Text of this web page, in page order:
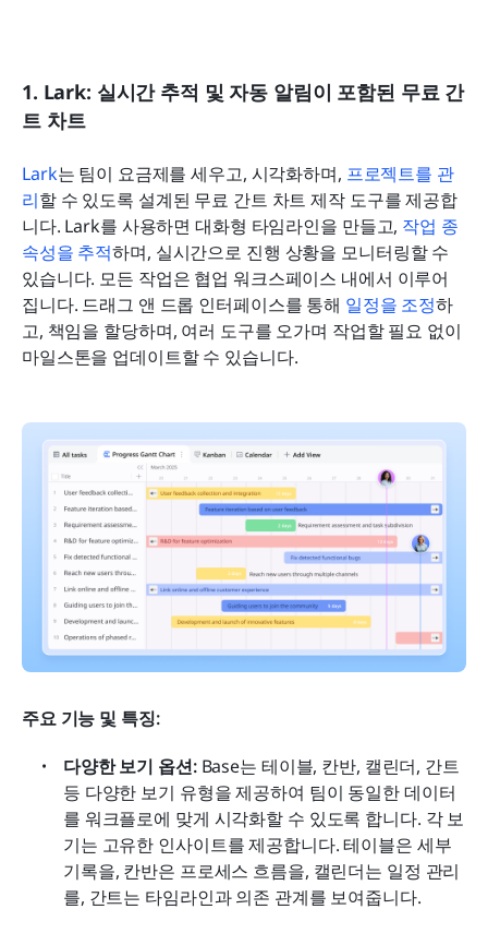
1. Lark: 실시간 추적 및 자동 알림이 포함된 무료 간
트 차트
Lark는 팀이 요금제를 세우고, 시각화하며, 프로젝트를 관
리할 수 있도록 설계된 무료 간트 차트 제작 도구를 제공합
니다. Lark를 사용하면 대화형 타임라인을 만들고, 작업 종
속성을 추적하며, 실시간으로 진행 상황을 모니터링할 수
있습니다. 모든 작업은 협업 워크스페이스 내에서 이루어
집니다. 드래그 앤 드롭 인터페이스를 통해 일정을 조정하
고, 책임을 할당하며, 여러 도구를 오가며 작업할 필요 없이
마일스톤을 업데이트할 수 있습니다.
주요 기능 및 특징:
다양한 보기 옵션: Base는 테이블, 칸반, 캘린더, 간트
등 다양한 보기 유형을 제공하여 팀이 동일한 데이터
를 워크플로에 맞게 시각화할 수 있도록 합니다. 각 보
기는 고유한 인사이트를 제공합니다. 테이블은 세부
기록을, 칸반은 프로세스 흐름을, 캘린더는 일정 관리
를, 간트는 타임라인과 의존 관계를 보여줍니다.